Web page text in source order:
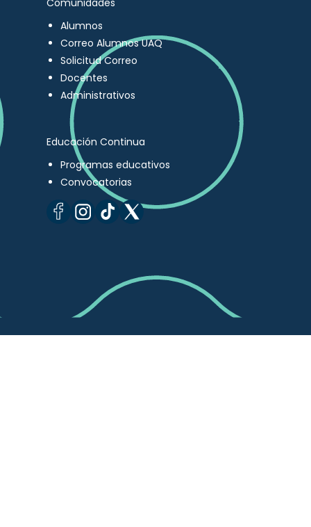
Comunidades
Alumnos
Correo Alumnos UAQ
Solicitud Correo
Docentes
Administrativos
Educación Continua
Programas educativos
Convocatorias